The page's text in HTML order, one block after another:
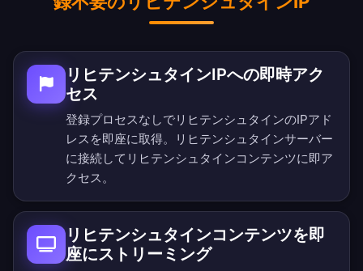
リヒテンシュタインIPへの即時アク
セス
登録プロセスなしでリヒテンシュタインのIPアド
レスを即座に取得。リヒテンシュタインサーバー
に接続してリヒテンシュタインコンテンツに即ア
クセス。
リヒテンシュタインコンテンツを即
座にストリーミング